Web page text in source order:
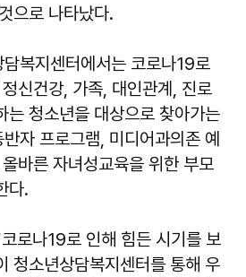
으로 나타났다.
복지센터에서는 코로나19로
신건강, 가족, 대인관계, 진로
는 청소년을 대상으로 찾아가는
자 프로그램, 미디어과의존 예
바른 자녀성교육을 위한 부모
다.
로나19로 인해 힘든 시기를 보
청소년상담복지센터를 통해 우